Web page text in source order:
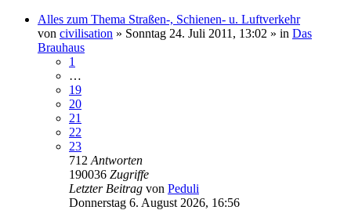
Alles zum Thema Straßen-, Schienen- u. Luftverkehr
von civilisation » Sonntag 24. Juli 2011, 13:02 » in Das
Brauhaus
1
…
19
20
21
22
23
712 Antworten
190036 Zugriffe
Letzter Beitrag von Peduli
Donnerstag 6. August 2026, 16:56